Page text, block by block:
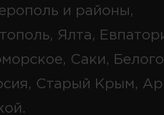
и районы,
Ялта,
Саки,
Старый Крым,